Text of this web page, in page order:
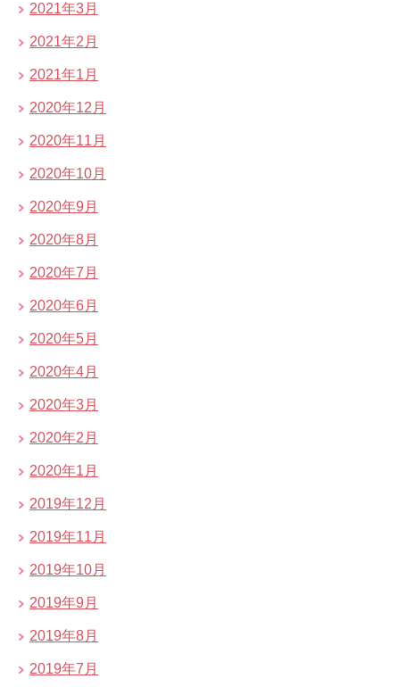
2021年3月
2021年2月
2021年1月
2020年12月
2020年11月
2020年10月
2020年9月
2020年8月
2020年7月
2020年6月
2020年5月
2020年4月
2020年3月
2020年2月
2020年1月
2019年12月
2019年11月
2019年10月
2019年9月
2019年8月
2019年7月